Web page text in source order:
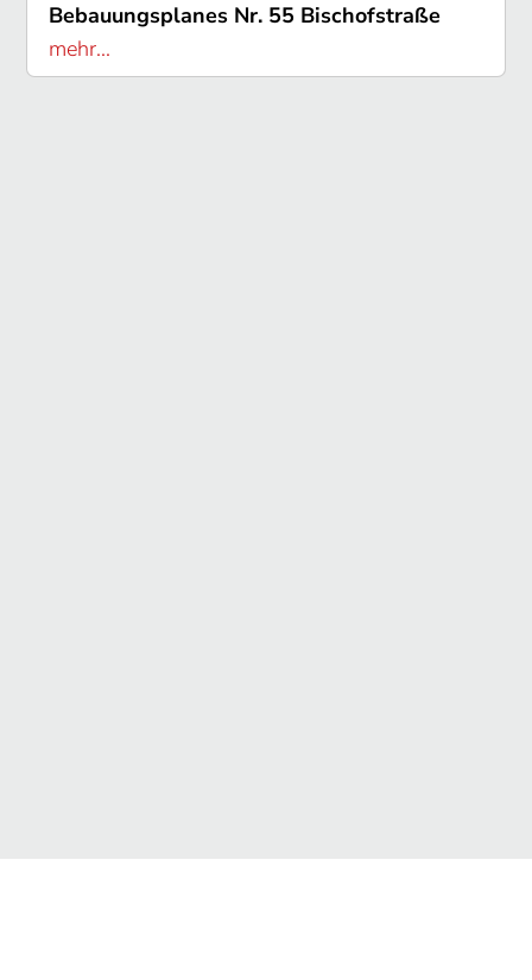
Bebauungsplanes Nr. 55 Bischofstraße
mehr...